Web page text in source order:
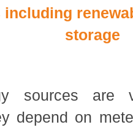
storage
sources are
depend on